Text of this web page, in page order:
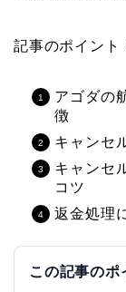
記事のポイント
アゴダの
徴
キャンセ
キャンセ
コツ
返金処理
この記事のポ